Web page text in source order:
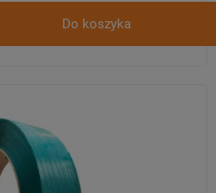
Do koszyka